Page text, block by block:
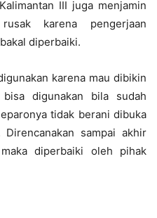
III juga menjamin
karena pengerjaan
diperbaiki.
karena mau dibikin
digunakan bila sudah
tidak berani dibuka
sampai akhir
diperbaiki oleh pihak